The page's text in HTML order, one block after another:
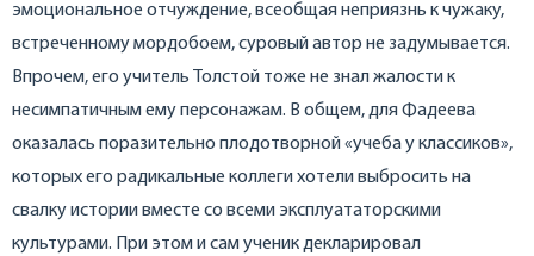
эмоциональное отчуждение, всеобщая неприязнь к чужаку,
встреченному мордобоем, суровый автор не задумывается.
Впрочем, его учитель Толстой тоже не знал жалости к
несимпатичным ему персонажам. В общем, для Фадеева
оказалась поразительно плодотворной «учеба у классиков»,
которых его радикальные коллеги хотели выбросить на
свалку истории вместе со всеми эксплуататорскими
культурами. При этом и сам ученик декларировал